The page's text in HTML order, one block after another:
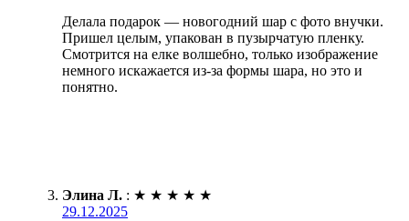
Делала подарок — новогодний шар с фото внучки.
Пришел целым, упакован в пузырчатую пленку.
Смотрится на елке волшебно, только изображение
немного искажается из-за формы шара, но это и
понятно.
Элина Л. : ★ ★ ★ ★ ★
29.12.2025